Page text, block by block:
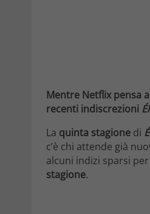
Mentre Netflix pensa
recenti indiscrezioni
La quinta stagione di
c’è chi attende già
alcuni indizi sparsi
stagione.